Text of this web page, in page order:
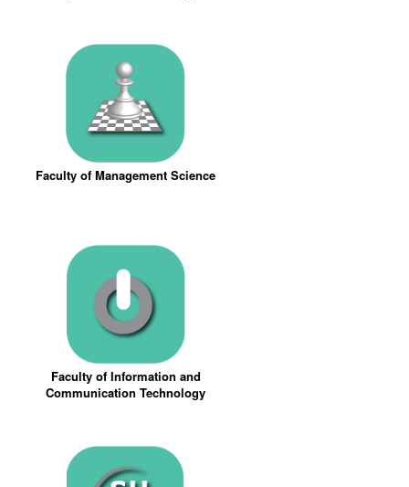
Faculty of Management Science
Faculty of Information and
Communication Technology